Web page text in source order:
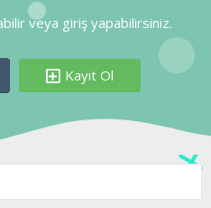
veya giriş yapabilirsiniz.
Kayıt Ol